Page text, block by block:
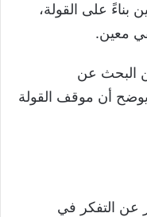
على القولة،
معين.
البحث عن
يوضح أن موقف القولة
عن التفكر في